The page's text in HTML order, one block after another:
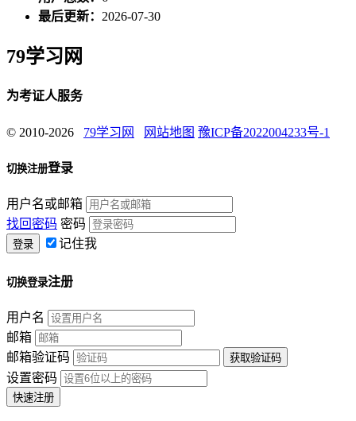
最后更新： 2026-07-30
79学习网
为考证人服务
© 2010-2026 79学习网 网站地图 豫ICP备2022004233号-1
切换注册登录
用户名或邮箱
找回密码 密码
记住我
切换登录注册
用户名
邮箱
邮箱验证码
设置密码